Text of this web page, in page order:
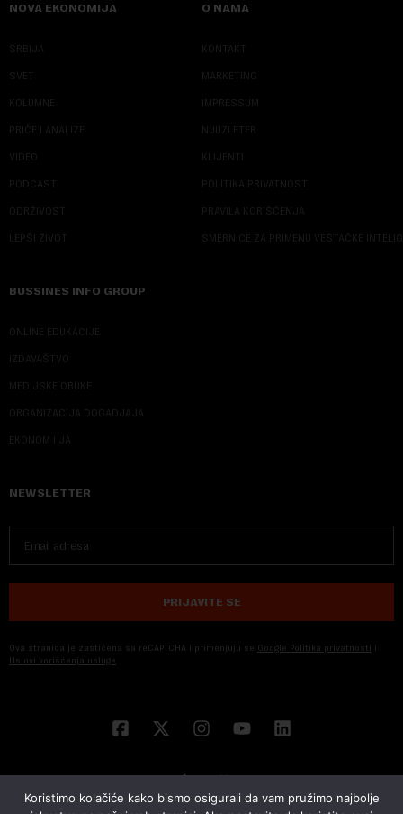
NOVA EKONOMIJA
SRBIJA
SVET
KOLUMNE
PRIČE I ANALIZE
VIDEO
PODCAST
ODRŽIVOST
LEPŠI ŽIVOT
O NAMA
KONTAKT
MARKETING
IMPRESSUM
NJUZLETER
KLIJENTI
POLITIKA PRIVATNOSTI
PRAVILA KORIŠĆENJA
SMERNICE ZA PRIMENU VEŠTAČKE
BUSSINES INFO GROUP
ONLINE EDUKACIJE
IZDAVAŠTVO
MEDIJSKE OBUKE
ORGANIZACIJA DOGADJAJA
EKONOM I JA
NEWSLETTER
PRIJAVITE SE
Ova stranica je zaštićena sa reCAPTCHA i primenjuju se Google Politika privatnosti i
Uslovi korišćenja usluge
Koristimo kolačiće kako bismo osigurali da vam pružimo najbolje